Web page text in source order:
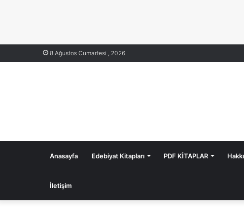
8 Ağustos Cumartesi , 2026
Anasayfa Edebiyat Kitapları PDF KİTAPLAR
İletişim